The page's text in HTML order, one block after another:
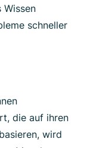
Wissen
schneller
die auf ihren
wird